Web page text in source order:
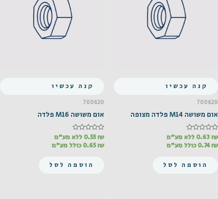
קנה עכשיו
700620
אום משושה M14 פלדה מצופה
דורג
מתוך
0.63 ₪
ללא מע"מ
0.74₪ כולל מע"מ
הוספה לסל
קנה עכשיו
700620
אום משושה M16 פלדה
דורג
מתוך
0.55₪
ללא מע"מ
0.65₪ כולל מע"מ
הוספה לסל